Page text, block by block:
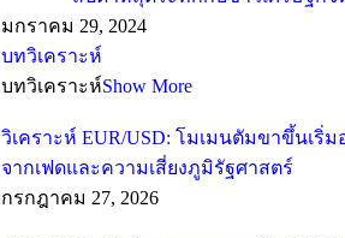
มกราคม 29, 2024
บทวิเคราะห์
บทวิเคราะห์Show More
วิเคราะห์ EUR/USD: โมเมนตัมขาขึ้นเริ่
จากเฟดและความเสี่ยงภูมิรัฐศาสตร์
กรกฎาคม 27, 2026